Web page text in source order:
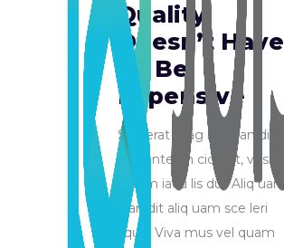
Quality
Doesn’t Have
To Be
Expensive
Sed erat mag na, blan dit
nec ante tin cid unt, vest
ibuum iacu lis dui. Aliq uam
blan dit aliq uam sce leri
sque. Viva mus vel quam